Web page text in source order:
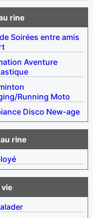
rine
Soirées entre amis
Aventure
Running Moto
Disco New-age
rine